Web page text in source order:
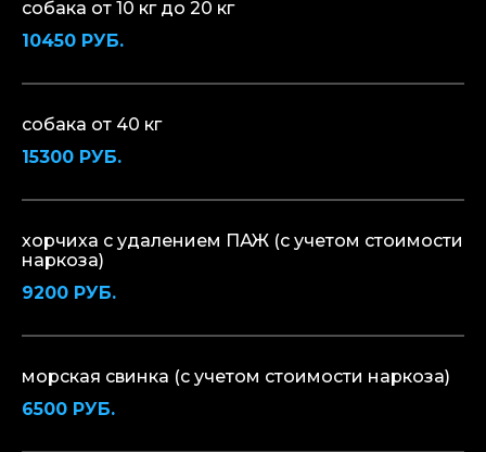
собака от 10 кг до 20 кг
10450 РУБ.
собака от 40 кг
15300 РУБ.
хорчиха с удалением ПАЖ (с учетом стоимости
наркоза)
9200 РУБ.
морская свинка (с учетом стоимости наркоза)
6500 РУБ.